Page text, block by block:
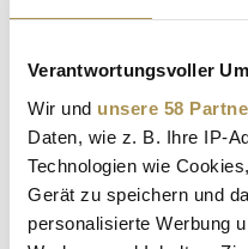
Verantwortungsvoller
Wir und unsere 58
Daten, wie z. B. Ihre IP-
Technologien wie
Gerät zu speichern und
personalisierte Werbung